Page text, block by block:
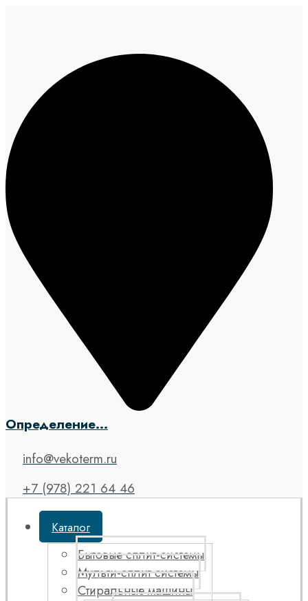
Определение...
info@vekoterm.ru
+7 (978) 221 64 46
Каталог
Бытовые сплит-системы
Мульти-сплит системы
Стиральные машины